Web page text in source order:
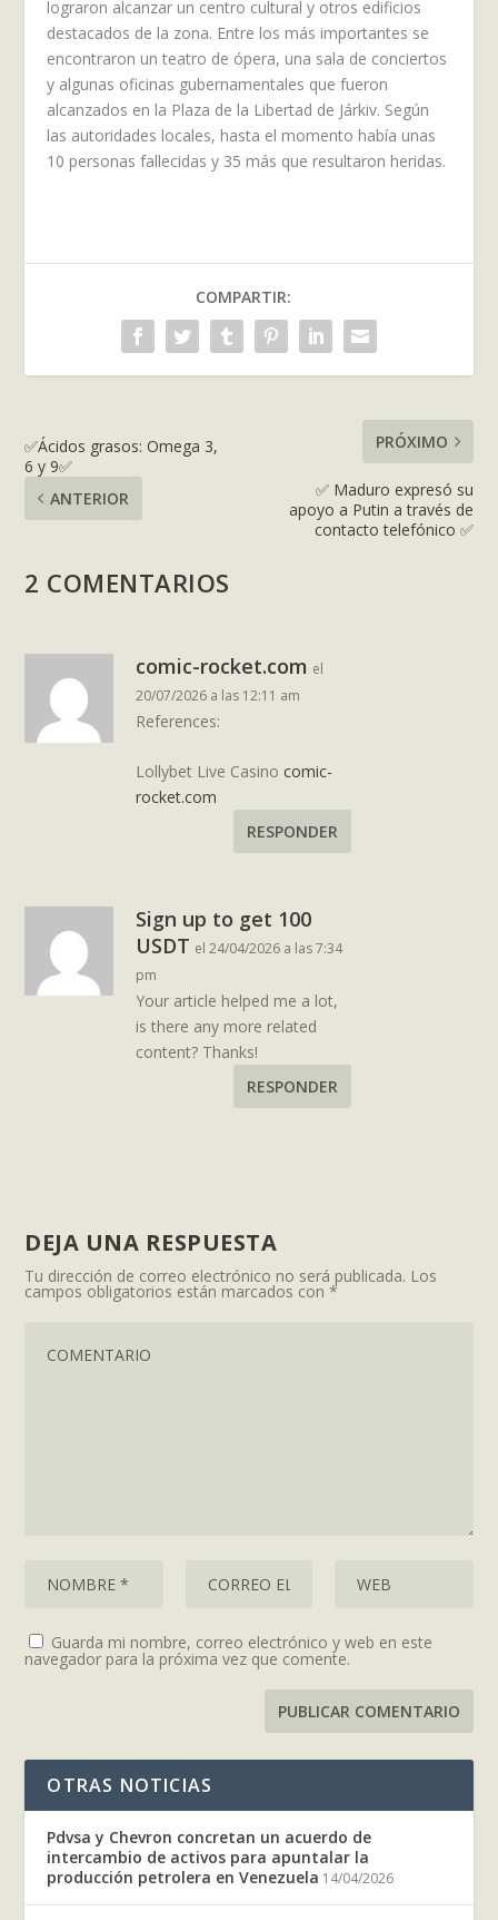
lograron alcanzar un centro cultural y otros edificios
destacados de la zona. Entre los más importantes se
encontraron un teatro de ópera, una sala de conciertos
y algunas oficinas gubernamentales que fueron
alcanzados en la Plaza de la Libertad de Járkiv. Según
las autoridades locales, hasta el momento había unas
10 personas fallecidas y 35 más que resultaron heridas.
COMPARTIR:
✅Ácidos grasos: Omega 3,
6 y 9✅
ANTERIOR
PRÓXIMO
✅ Maduro expresó su
apoyo a Putin a través de
contacto telefónico ✅
2 COMENTARIOS
comic-rocket.com el
20/07/2026 a las 12:11 am
References:
Lollybet Live Casino comic-
rocket.com
RESPONDER
Sign up to get 100
USDT el 24/04/2026 a las 7:34
pm
Your article helped me a lot,
is there any more related
content? Thanks!
RESPONDER
DEJA UNA RESPUESTA
Tu dirección de correo electrónico no será publicada. Los
campos obligatorios están marcados con*
Guarda mi nombre, correo electrónico y web en este
navegador para la próxima vez que comente.
OTRAS NOTICIAS
Pdvsa y Chevron concretan un acuerdo de
intercambio de activos para apuntalar la
producción petrolera en Venezuela 14/04/2026